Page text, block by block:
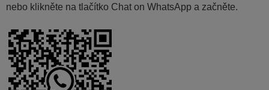
nebo klikněte na tlačítko Chat on WhatsApp a začněte.